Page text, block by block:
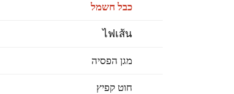
כבל חשמל
ไฟเส้น
מגן הפסיה
חוט קפיץ